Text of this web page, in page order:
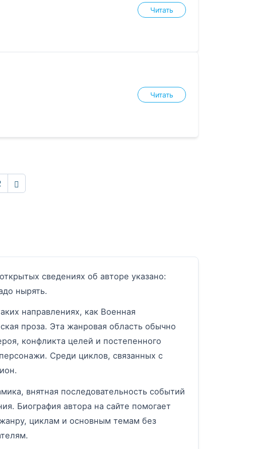
Читать
Читать
Вперёд
сведениях об авторе указано:
нырять.
направлениях, как Военная
проза. Эта жанровая область обычно
конфликта целей и постепенного
Среди циклов, связанных с
внятная последовательность событий
Биография автора на сайте помогает
циклам и основным темам без